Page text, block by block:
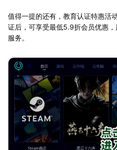
值得一提的还有，教育认证特惠活
证后，可享受最低5.9折会员优惠
服务。